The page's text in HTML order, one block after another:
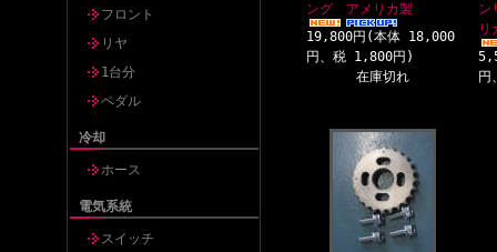
フロント
リヤ
1台分
ペダル
冷却
ホース
電気系統
スイッチ
ング アメリカ製
19,800円(本体 18,000
円、税 1,800円)
在庫切れ
ン
リ
円